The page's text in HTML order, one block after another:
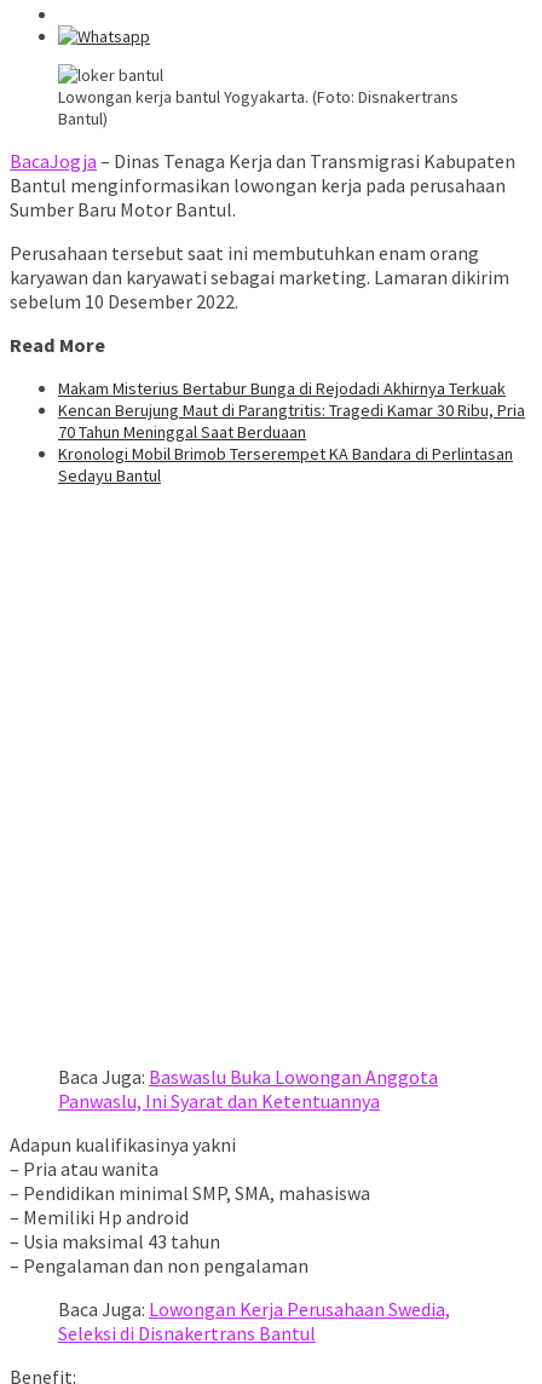
Lowongan kerja bantul Yogyakarta. (Foto: Disnakertrans
Bantul)
BacaJogja – Dinas Tenaga Kerja dan Transmigrasi Kabupaten
Bantul menginformasikan lowongan kerja pada perusahaan
Sumber Baru Motor Bantul.
Perusahaan tersebut saat ini membutuhkan enam orang
karyawan dan karyawati sebagai marketing. Lamaran dikirim
sebelum 10 Desember 2022.
Read More
Makam Misterius Bertabur Bunga di Rejodadi Akhirnya Terkuak
Kencan Berujung Maut di Parangtritis: Tragedi Kamar 30 Ribu, Pria
70 Tahun Meninggal Saat Berduaan
Kronologi Mobil Brimob Terserempet KA Bandara di Perlintasan
Sedayu Bantul
Baca Juga: Baswaslu Buka Lowongan Anggota
Panwaslu, Ini Syarat dan Ketentuannya
Adapun kualifikasinya yakni
– Pria atau wanita
– Pendidikan minimal SMP, SMA, mahasiswa
– Memiliki Hp android
– Usia maksimal 43 tahun
– Pengalaman dan non pengalaman
Baca Juga: Lowongan Kerja Perusahaan Swedia,
Seleksi di Disnakertrans Bantul
Benefit: